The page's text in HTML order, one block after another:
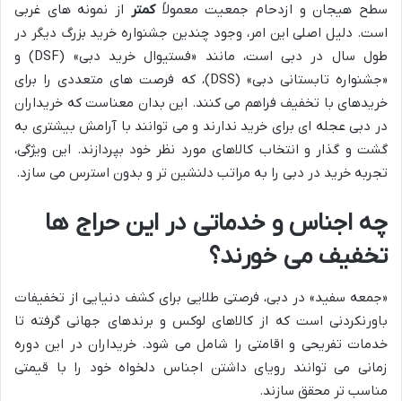
سطح هیجان و ازدحام جمعیت معمولاًکمتر از نمونه های غربی
است. دلیل اصلی این امر، وجود چندین جشنواره خرید بزرگ دیگر در
طول سال در دبی است، مانند «فستیوال خرید دبی» (DSF) و
«جشنواره تابستانی دبی» (DSS)، که فرصت های متعددی را برای
خریدهای با تخفیف فراهم می کنند. این بدان معناست که خریداران
در دبی عجله ای برای خرید ندارند و می توانند با آرامش بیشتری به
گشت و گذار و انتخاب کالاهای مورد نظر خود بپردازند. این ویژگی،
تجربه خرید در دبی را به مراتب دلنشین تر و بدون استرس می سازد.
چه اجناس و خدماتی در این حراج ها
تخفیف می خورند؟
«جمعه سفید» در دبی، فرصتی طلایی برای کشف دنیایی از تخفیفات
باورنکردنی است که از کالاهای لوکس و برندهای جهانی گرفته تا
خدمات تفریحی و اقامتی را شامل می شود. خریداران در این دوره
زمانی می توانند رویای داشتن اجناس دلخواه خود را با قیمتی
مناسب تر محقق سازند.